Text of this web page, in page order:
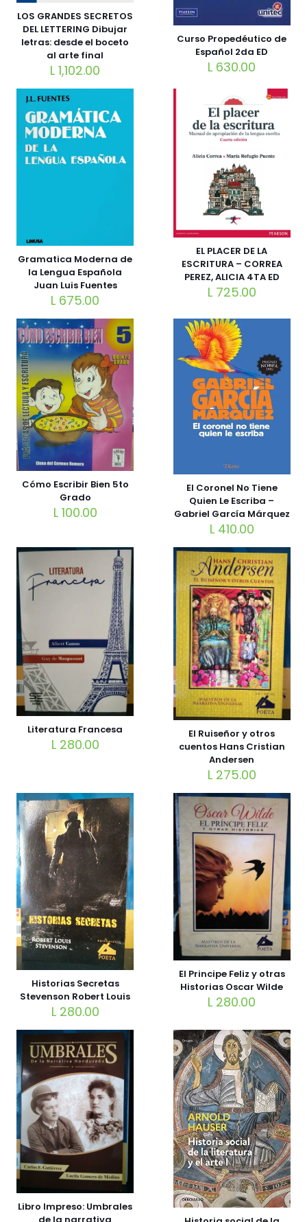
LOS GRANDES SECRETOS
DEL LETTERING Dibujar
letras: desde el boceto
al arte final
L 1,102.00
Curso Propedéutico de
Español 2da ED
L 630.00
Gramatica Moderna de
la Lengua Española
Juan Luis Fuentes
L 675.00
EL PLACER DE LA
ESCRITURA – CORREA
PEREZ, ALICIA 4TA ED
L725.00
Cómo Escribir Bien 5to
Grado
L100.00
El Coronel No Tiene
Quien Le Escriba –
Gabriel García Márquez
L410.00
Literatura Francesa
L280.00
El Ruiseñor y otros
cuentos Hans Cristian
Andersen
L275.00
Historias Secretas
Stevenson Robert Louis
L280.00
El Principe Feliz y otras
Historias Oscar Wilde
L 280.00
Libro Impreso: Umbrales